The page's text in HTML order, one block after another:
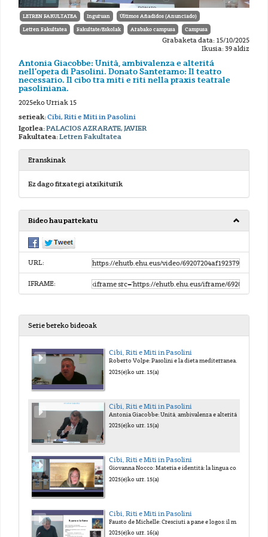
LETREN FAKULTATEA Inguruan Últimos Añadidos (Anunciado)
Letren Fakultatea Fakultate/Eskolak Arabako campusa Campusa
Grabaketa data: 15/10/2025
Ikusia: 39 aldiz
Antonia Giacobbe: Unità, ambivalenza e alteritá
nell'opera di Pasolini. Donato Santeramo: Il teatro
necessario. Il cibo tra miti e riti nella praxis teatrale
pasoliniana.
2025eko Urriak 15
serieak:Cibi, Riti e Miti in Pasolini
Igorlea:PALACIOS AZKARATE, JAVIER
Fakultatea:Letren Fakultatea
Eranskinak
Ez dago fitxategi atxikiturik
Bideo hau partekatu
URL:
IFRAME:
Serie bereko bideoak
Cibi, Riti e Miti in Pasolini
2025(e)ko urr. 15(a)
Cibi, Riti e Miti in Pasolini
2025(e)ko urr. 15(a)
Cibi, Riti e Miti in Pasolini
Giovanna Nocco: Materia e identità: la lingua come rito della metamorfosi in Petrolio. Roberto Chiesi: Il rituale del cannibalismo in Medea. Angelo Favaro: Quando il cibo uccide.
2025(e)ko urr. 15(a)
Cibi, Riti e Miti in Pasolini
Fausto de Michelle: Cresciuti a pane e logos: il motivo del cibo come linguaggio culturale in Pasolini. Fiammetta D'Angelo: Il paradigma dell oltre nei dintorni del 68.
2025(e)ko urr. 16(a)